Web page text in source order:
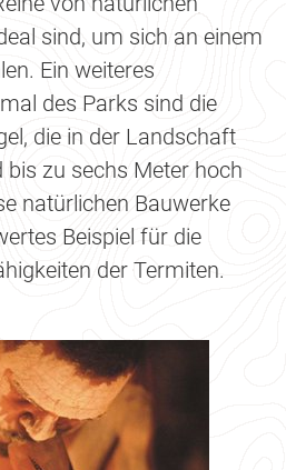
sind, um sich an einem
Ein weiteres
des Parks sind die
die in der Landschaft
zu sechs Meter hoch
natürlichen Bauwerke
Beispiel für die
der Termiten.